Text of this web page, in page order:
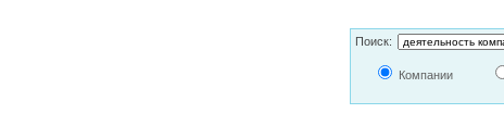
Поиск:
Компании